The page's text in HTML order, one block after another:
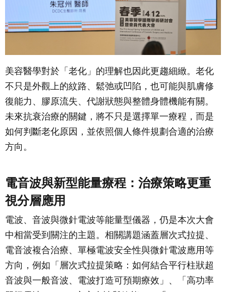
美容醫學對於「老化」的理解也因此更趨細緻。老化
不只是外觀上的紋路、鬆弛或凹陷，也可能與肌膚修
復能力、膠原流失、代謝狀態與整體身體機能有關。
未來抗衰治療的關鍵，將不只是選擇單一療程，而是
如何判斷老化原因，並依照個人條件規劃合適的治療
方向。
電音波與新型能量療程：治療策略更重
視分層應用
電波、音波與微針電波等能量型儀器，仍是本次大會
中相當受到關注的主題。相關講題涵蓋層次式拉提、
電音波複合治療、單極電波安全性與微針電波應用等
方向，例如「層次式拉提策略：如何結合平行柱狀超
音波與一般音波、電波打造可預期療效」、「高功率